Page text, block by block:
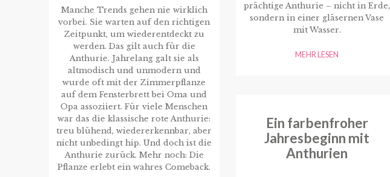
Manche Trends gehen nie wirklich
vorbei. Sie warten auf den richtigen
Zeitpunkt, um wiederentdeckt zu
werden. Das gilt auch für die
Anthurie. Jahrelang galt sie als
altmodisch und unmodern und
wurde oft mit der Zimmerpflanze
auf dem Fensterbrett bei Oma und
Opa assoziiert. Für viele Menschen
war das die klassische rote Anthurie:
treu blühend, wiedererkennbar, aber
nicht unbedingt hip. Und doch ist die
Anthurie zurück. Mehr noch: Die
Pflanze erlebt ein wahres Comeback.
prächtige Anthurie – nicht in Erde,
sondern in einer gläsernen Vase
mit Wasser.
MEHR LESEN
Ein farbenfroher
Jahresbeginn mit
Anthurien